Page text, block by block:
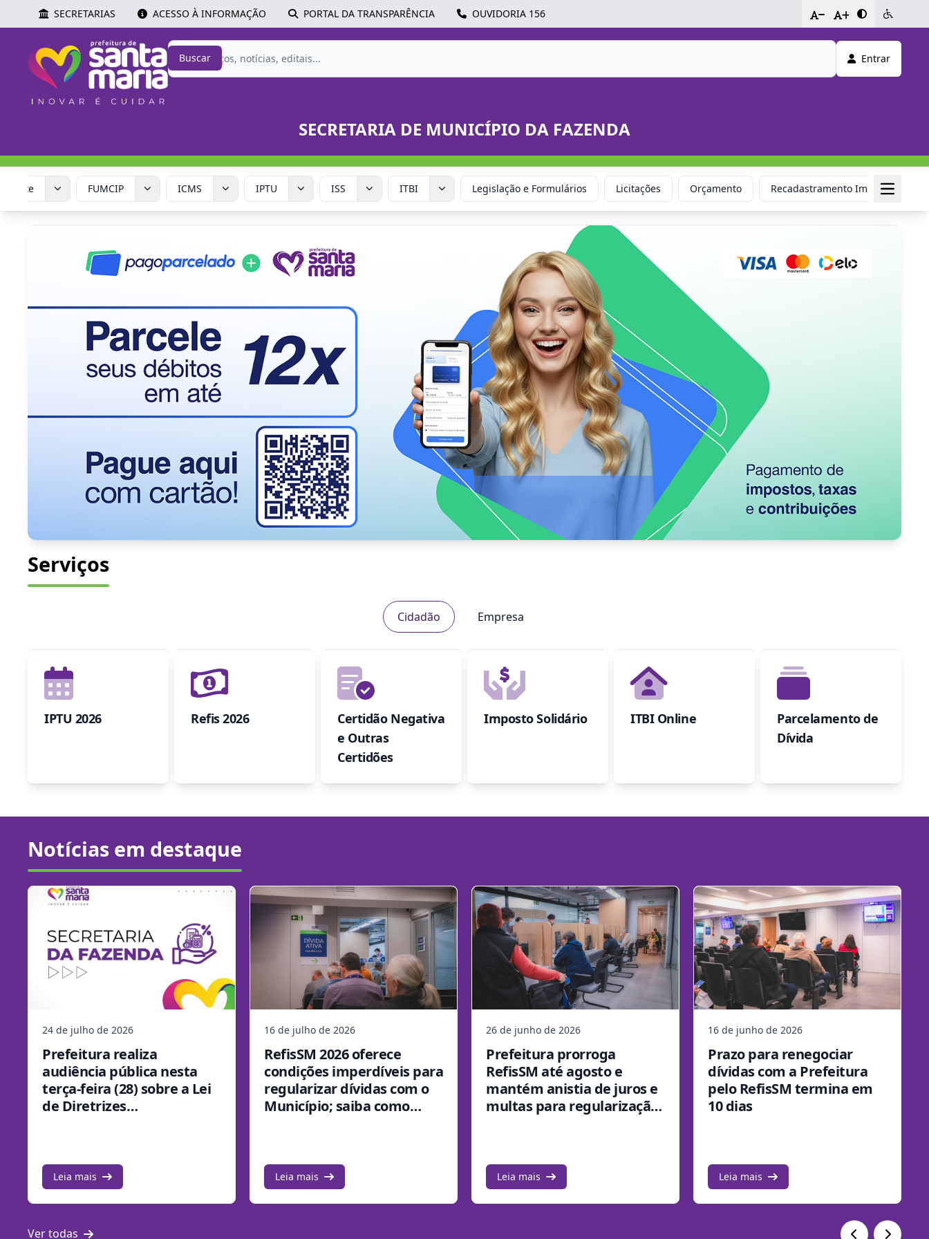
SECRETARIAS ACESSO À INFORMAÇÃO PORTAL DA TRANSPARÊNCIA OUVIDORIA 156 - +
Buscar Entrar
SECRETARIA DE MUNICÍPIO DA FAZENDA
FUMCIP ICMS IPTU ISS ITBI Legislação e Formulários Licitações Orçamento Recadastramento Imobiliário
Serviços
Cidadão Empresa
IPTU 2026 Refis 2026
Certidão Negativa
e Outras
Certidões
Imposto Solidário ITBI Online
Parcelamento de
Dívida
Notícias em destaque
24 de julho de 2026
Prefeitura realiza
audiência pública nesta
terça-feira (28) sobre a Lei
de Diretrizes
Leia mais
16 de julho de 2026
RefisSM 2026 oferece
condições imperdíveis para
regularizar dívidas com o
Município; saiba como
Leia mais
26 de junho de 2026
Prefeitura prorroga
RefisSM até agosto e
mantém anistia de juros e
multas para regularização
Leia mais
16 de junho de 2026
Prazo para renegociar
dívidas com a Prefeitura
pelo RefisSM termina em
10 dias
Leia mais
Ver todas